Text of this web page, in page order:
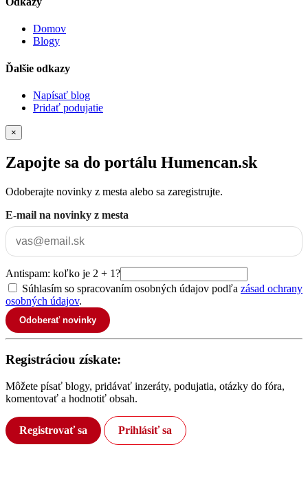
Domov
Blogy
Ďalšie odkazy
Napísať blog
Pridať podujatie
×
Zapojte sa do portálu Humencan.sk
Odoberajte novinky z mesta alebo sa zaregistrujte.
E-mail na novinky z mesta
Antispam: koľko je 2 + 1?
Súhlasím so spracovaním osobných údajov podľa zásad ochrany
osobných údajov.
Odoberať novinky
Registráciou získate:
Môžete písať blogy, pridávať inzeráty, podujatia, otázky do fóra,
komentovať a hodnotiť obsah.
Registrovať sa Prihlásiť sa